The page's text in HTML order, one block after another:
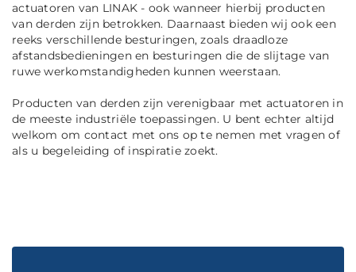
actuatoren van LINAK - ook wanneer hierbij producten
van derden zijn betrokken. Daarnaast bieden wij ook een
reeks verschillende besturingen, zoals draadloze
afstandsbedieningen en besturingen die de slijtage van
ruwe werkomstandigheden kunnen weerstaan.
Producten van derden zijn verenigbaar met actuatoren in
de meeste industriële toepassingen. U bent echter altijd
welkom om contact met ons op te nemen met vragen of
als u begeleiding of inspiratie zoekt.